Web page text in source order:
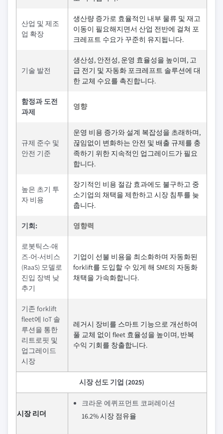
산업 및 제조
업 확장
생산량 증가로 효율적인 내부 물류 및 재고
이동이 필요해지면서 산업 전반에 걸쳐 포
크레프트 수요가 꾸준히 유지됩니다.
기술 발전
생산성, 안전성, 운영 효율성을 높이며, 고
급 전기 및 자동화 포크레프트 솔루션에 대
한 교체 수요를 촉진합니다.
함정과 도전
과제
영향
규제 준수 및
안전 기준
운영 비용 증가와 설계 복잡성을 초래하며,
끊임없이 변화하는 안전 및 배출 규제를 충
족하기 위한 지속적인 업그레이드가 필요
합니다.
높은 초기 투
자 비용
장기적인 비용 절감 효과에도 불구하고 중
소기업의 채택을 제한하고 시장 침투를 늦
춥니다.
기회: 영향력
로봇틱스-애
즈-어-서비스
(RaaS) 모델로
진입 장벽 낮
추기
기업이 선불 비용을 최소화하며 자동화된
forklift를 도입할 수 있게 해 SME의 자동화
채택을 가속화합니다.
기존 forklift
fleet에 IoT 솔
루션을 통한
리트로핏 및
업그레이드
시장
레거시 장비를 스마트 기능으로 개선하여
풀 교체 없이 fleet 효율성을 높이며, 반복
수익 기회를 창출합니다.
시장 선도 기업 (2025)
시장 리더
크라운 에퀴프먼트 코퍼레이션
16.2% 시장 점유율